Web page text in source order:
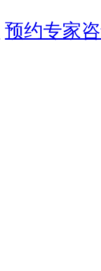
预约专家